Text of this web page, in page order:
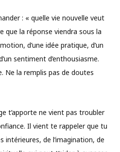
: « quelle vie nouvelle veut
que la réponse viendra sous la
d’une idée pratique, d’un
sentiment d’enthousiasme.
Ne la remplis pas de doutes
t’apporte ne vient pas troubler
Il vient te rappeler que tu
intérieures, de l’imagination, de